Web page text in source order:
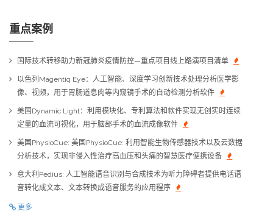
重点案例
国际技术转移助力新冠肺炎疫情防控—重点项目线上路演项目清单
以色列Magentiq Eye：人工智能、深度学习创新技术处理分析医学影
像、视频，用于胃肠道息肉等内窥镜手术的自动检测分析软件
美国Dynamic Light：利用模块化、专利算法和软件实现无创实时连续
定量的血流可视化，用于脑部手术的血流成像软件
美国PhysioCue: 美国PhysioCue: 利用智能生物传感器技术以及云数据
分析技术，实现非侵入性治疗高血压和头痛的智慧医疗便携设备
意大利Pedius: 人工智能语音识别与合成技术为听力障碍者提供电话语
音转化成文本、文本转换成语音服务的应用程序
更多